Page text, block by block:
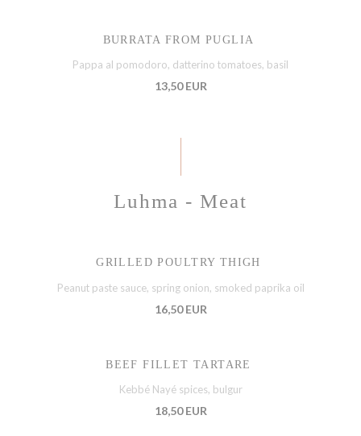
BURRATA FROM PUGLIA
Pappa al pomodoro, datterino tomatoes, basil
13,50 EUR
Luhma - Meat
GRILLED POULTRY THIGH
Peanut paste sauce, spring onion, smoked paprika oil
16,50 EUR
BEEF FILLET TARTARE
Kebbé Nayé spices, bulgur
18,50 EUR